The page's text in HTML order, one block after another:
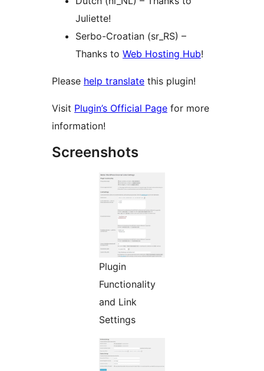
Juliette!
Serbo-Croatian (sr_RS) –
Thanks to Web Hosting Hub!
Please help translate this plugin!
Visit Plugin’s Official Page for more
information!
Screenshots
Plugin
Functionality
and Link
Settings